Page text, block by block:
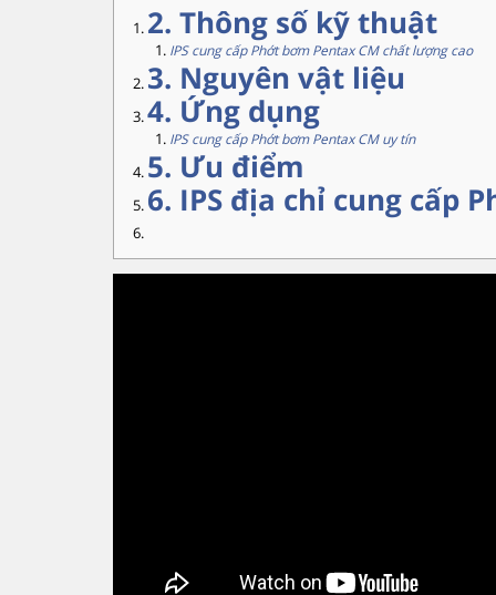
2. Thông số kỹ thuật
IPS cung cấp Phớt bơm Pentax CM chất lượng cao
3. Nguyên vật liệu
4. Ứng dụng
IPS cung cấp Phớt bơm Pentax CM uy tín
5. Ưu điểm
6. IPS địa chỉ cung cấp